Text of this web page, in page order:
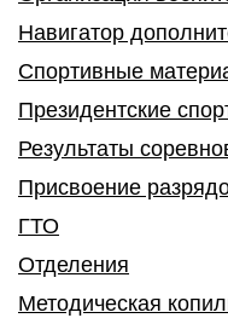
Навигатор
Спортивные
Президентские
Результаты
Присвоение
ГТО
Отделения
Методическая